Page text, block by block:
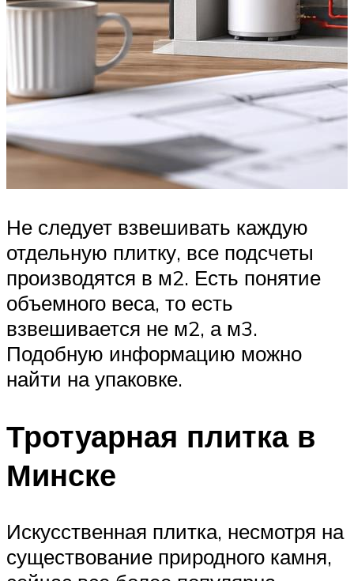
Не следует взвешивать каждую
отдельную плитку, все подсчеты
производятся в м2. Есть понятие
объемного веса, то есть
взвешивается не м2, а м3.
Подобную информацию можно
найти на упаковке.
Тротуарная плитка в
Минске
Искусственная плитка, несмотря на
существование природного камня,